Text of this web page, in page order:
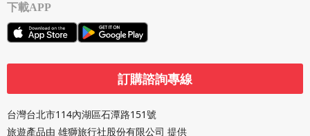
下載APP
訂購諮詢專線
台灣台北市114內湖區石潭路151號
旅遊產品由 雄獅旅行社股份有限公司 提供